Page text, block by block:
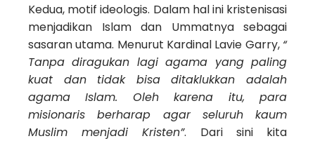
Kedua, motif ideologis. Dalam hal ini kristenisasi
menjadikan Islam dan Ummatnya sebagai
sasaran utama. Menurut Kardinal Lavie Garry, “
Tanpa diragukan lagi agama yang paling
kuat dan tidak bisa ditaklukkan adalah
agama Islam. Oleh karena itu, para
misionaris berharap agar seluruh kaum
Muslim menjadi Kristen”. Dari sini kita